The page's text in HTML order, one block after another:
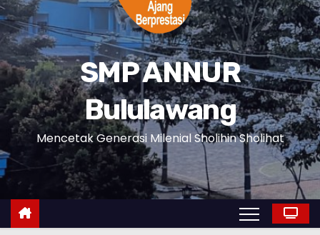
SMP ANNUR
Bululawang
Mencetak Generasi Milenial Sholihin Sholihat